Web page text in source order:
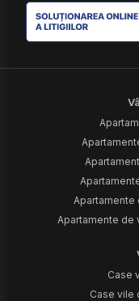
Apartamente
Apartamente de
Case
Case vile